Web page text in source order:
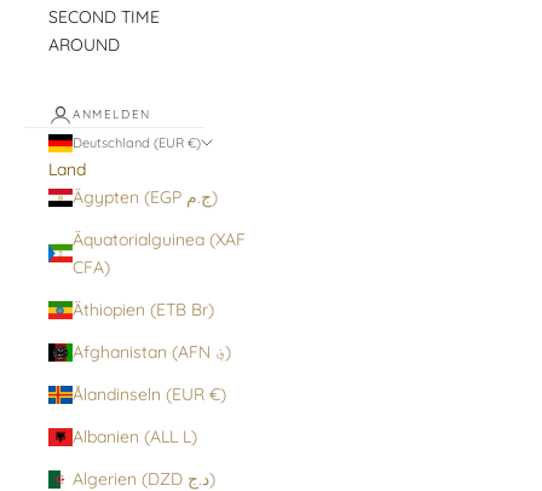
SECOND TIME
AROUND
ANMELDEN
Deutschland (EUR €)
Land
Ägypten (EGP ج.م)
Äquatorialguinea (XAF
CFA)
Äthiopien (ETB Br)
Afghanistan (AFN ؋)
Ålandinseln (EUR €)
Albanien (ALL L)
Algerien (DZD د.ج)